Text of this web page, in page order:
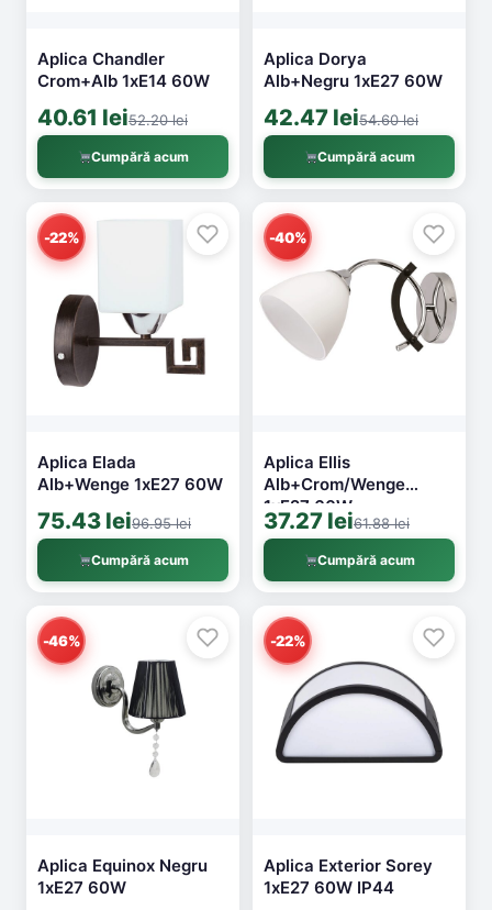
Aplica Chandler
Crom+Alb 1xE14 60W
40.61 lei52.20 lei
Cumpără acum
Aplica Dorya
Alb+Negru 1xE27 60W
42.47 lei54.60 lei
Cumpără acum
-22%
Aplica Elada
Alb+Wenge 1xE27 60W
75.43 lei96.95 lei
Cumpără acum
-40%
Aplica Ellis
Alb+Crom/Wenge
1xE27 60W
37.27 lei61.88 lei
Cumpără acum
-46%
Aplica Equinox Negru
1xE27 60W
-22%
Aplica Exterior Sorey
1xE27 60W IP44